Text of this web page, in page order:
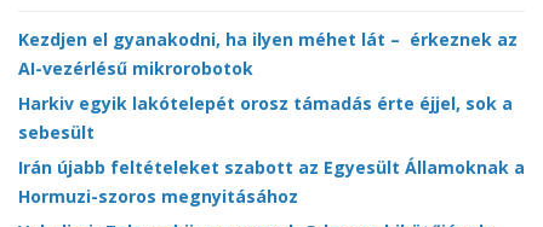
Kezdjen el gyanakodni, ha ilyen méhet lát – érkeznek az
AI-vezérlésű mikrorobotok
Harkiv egyik lakótelepét orosz támadás érte éjjel, sok a
sebesült
Irán újabb feltételeket szabott az Egyesült Államoknak a
Hormuzi-szoros megnyitásához